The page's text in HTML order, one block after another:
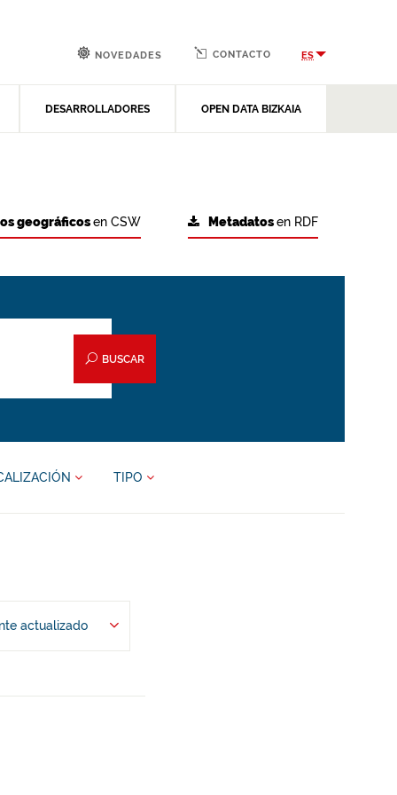
DESARROLLADORES OPEN DATA BIZKAIA
NOVEDADES CONTACTO ES
Metadatosen RDF
geográficosen CSW
BUSCAR
TIPO
actualizado